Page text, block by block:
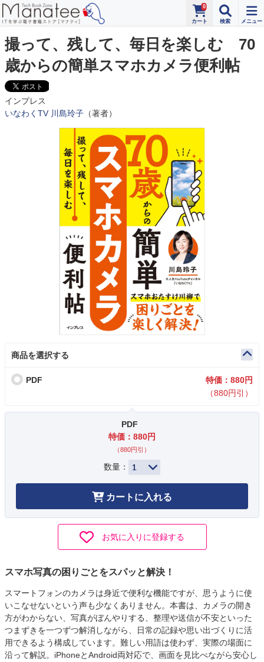
0
撮って、残して、毎日を楽しむ 70
歳からの簡単スマホカメラ便利帖
インプレス
いなわくTV 川島玲子 （著者）
商品を選択する
PDF
特価：880円
（880円引）
PDF
特価：880円
（880円引）
数量：
カートに入れる
お気に入りに登録する
スマホ写真の困りごとをスパッと解決！
スマートフォンのカメラは身近で便利な機能ですが、思うように使
いこなせないという声も少なくありません。本書は、カメラの開き
方がわからない、写真がぼんやりする、整理や送信が不安といった
つまずきを一つずつ解消しながら、日常の記録や思い出づくりに活
用できるよう構成しています。難しい用語は使わず、実際の場面に
沿って解説。iPhoneとAndroid両対応で、画面を見比べながら安心し